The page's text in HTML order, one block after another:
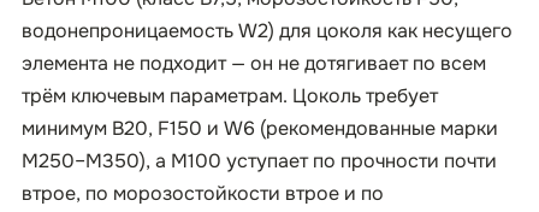
водонепроницаемость W2) для цоколя как несущего
элемента не подходит — он не дотягивает по всем
трём ключевым параметрам. Цоколь требует
минимум B20, F150 и W6 (рекомендованные марки
М250–М350), а М100 уступает по прочности почти
втрое, по морозостойкости втрое и по